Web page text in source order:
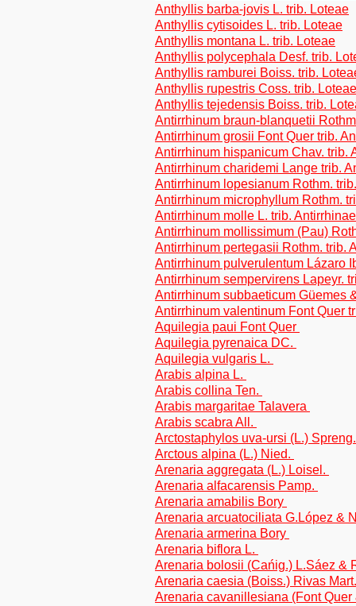
Anthyllis barba-jovis L. trib. Loteae
Anthyllis cytisoides L. trib. Loteae
Anthyllis montana L. trib. Loteae
Anthyllis polycephala Desf. trib.
Anthyllis ramburei Boiss. trib.
Anthyllis rupestris Coss. trib. Loteae
Anthyllis tejedensis Boiss. trib.
Antirrhinum braun-blanquetii
Antirrhinum grosii Font Quer trib.
Antirrhinum hispanicum Chav. trib.
Antirrhinum charidemi Lange trib.
Antirrhinum lopesianum Rothm.
Antirrhinum microphyllum Rothm.
Antirrhinum molle L. trib. Antirrhinae
Antirrhinum mollissimum (Pau)
Antirrhinum pertegasii Rothm. trib.
Antirrhinum pulverulentum Lázaro
Antirrhinum sempervirens Lapeyr.
Antirrhinum subbaeticum Güemes
Antirrhinum valentinum Font Quer
Aquilegia paui Font Quer
Aquilegia pyrenaica DC.
Aquilegia vulgaris L.
Arabis alpina L.
Arabis collina Ten.
Arabis margaritae Talavera
Arabis scabra All.
Arctostaphylos uva-ursi (L.)
Arctous alpina (L.) Nied.
Arenaria aggregata (L.) Loisel.
Arenaria alfacarensis Pamp.
Arenaria amabilis Bory
Arenaria arcuatociliata G.López &
Arenaria armerina Bory
Arenaria biflora L.
Arenaria bolosii (Cańig.) L.Sáez &
Arenaria caesia (Boiss.) Rivas
Arenaria cavanillesiana (Font